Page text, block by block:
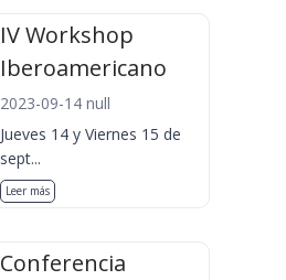
IV Workshop
Iberoamericano
2023-09-14 null
Jueves 14 y Viernes 15 de
sept...
Leer más
Conferencia